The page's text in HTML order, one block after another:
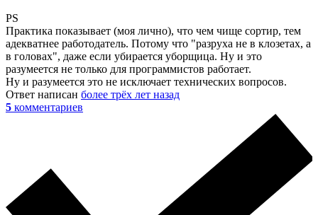
PS
Практика показывает (моя лично), что чем чище сортир, тем
адекватнее работодатель. Потому что "разруха не в клозетах, а
в головах", даже если убирается уборщица. Ну и это
разумеется не только для программистов работает.
Ну и разумеется это не исключает технических вопросов.
Ответ написан более трёх лет назад
5 комментариев